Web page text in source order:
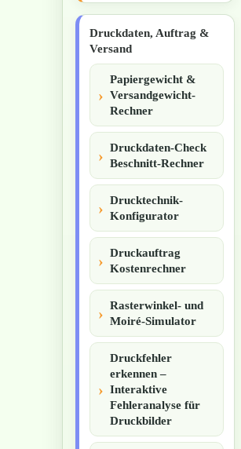
Druckdaten, Auftrag &
Versand
Papiergewicht &
Versandgewicht-
Rechner
Druckdaten-Check
Beschnitt-Rechner
Drucktechnik-
Konfigurator
Druckauftrag
Kostenrechner
Rasterwinkel- und
Moiré-Simulator
Druckfehler
erkennen –
Interaktive
Fehleranalyse für
Druckbilder